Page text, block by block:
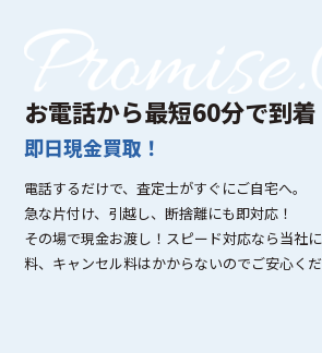
お電話から最短60分で到着
即日現金買取！
電話するだけで、査定士がすぐにご自宅へ。
急な片付け、引越し、断捨離にも即対応！
その場で現金お渡し！スピード対応なら当社
料、キャンセル料はかからないのでご安心くだ